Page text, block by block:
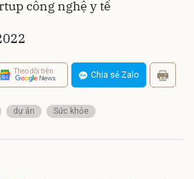
công nghệ y tế
Theo dõi trên Chia sẻ Zalo
dự án Sức khỏe